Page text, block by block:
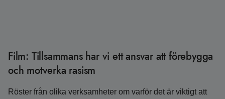
Film: Tillsammans har vi ett ansvar att förebygga
och motverka rasism
Röster från olika verksamheter om varför det är viktigt att